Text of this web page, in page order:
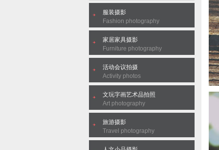
服装摄影
Fashion photography
家居家具摄影
Furniture photography
活动会议拍摄
Activity photos
文玩字画艺术品拍照
Art photography
旅游摄影
Travel photography